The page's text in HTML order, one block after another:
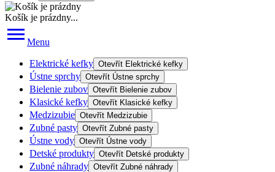
Košík je prázdny...
Menu
Elektrické kefky Otevřít Elektrické kefky
Ústne sprchy Otevřít Ústne sprchy
Bielenie zubov Otevřít Bielenie zubov
Klasické kefky Otevřít Klasické kefky
Medzizubie Otevřít Medzizubie
Zubné pasty Otevřít Zubné pasty
Ústne vody Otevřít Ústne vody
Detské produkty Otevřít Detské produkty
Zubné náhrady Otevřít Zubné náhrady